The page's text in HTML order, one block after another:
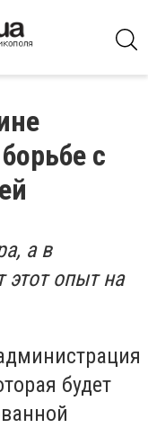
с
а в
этот опыт на
будет